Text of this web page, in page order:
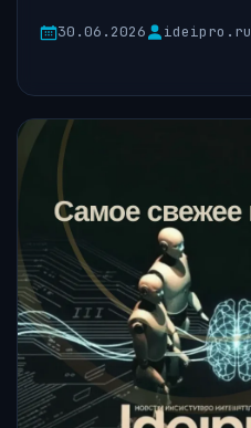
30.06.2026 ideipro.ru